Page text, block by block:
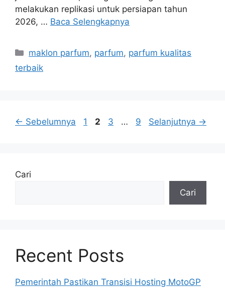
melakukan replikasi untuk persiapan tahun
2026, … Baca Selengkapnya
Kategori
maklon parfum, parfum, parfum kualitas
terbaik
← Sebelumnya Halaman
1 Halaman
2 Halaman
3 … Halaman
9 Selanjutnya →
Cari
Cari
Recent Posts
Pemerintah Pastikan Transisi Hosting MotoGP